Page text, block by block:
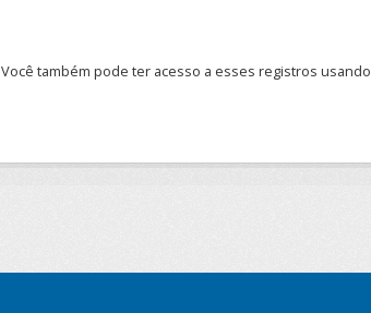
Você também pode ter acesso a esses registros